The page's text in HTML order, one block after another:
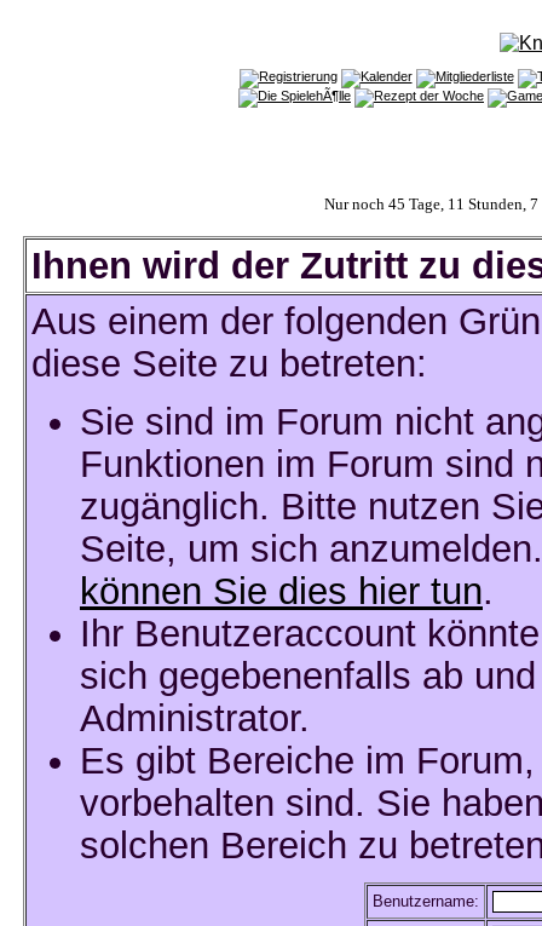
Nur noch 45 Tage, 11 Stunden,
Ihnen wird der Zutritt zu
Aus einem der folgenden
diese Seite zu betreten:
Sie sind im Forum nicht
Funktionen im Forum sind
zugänglich. Bitte nutzen
Seite, um sich
können Sie dies hier tun.
Ihr Benutzeraccount
sich gegebenenfalls ab
Administrator.
Es gibt Bereiche im
vorbehalten sind. Sie
solchen Bereich zu
Benutzername: